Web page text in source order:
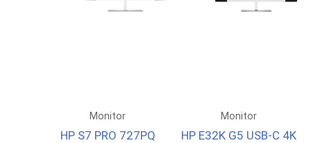
Monitor
HP S7 PRO 727PQ
Monitor
HP E32K G5 USB-C 4K